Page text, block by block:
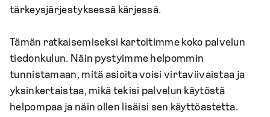
tärkeysjärjestyksessä kärjessä.
Tämän ratkaisemiseksi kartoitimme koko palvelun
tiedonkulun. Näin pystyimme helpommin
tunnistamaan, mitä asioita voisi virtaviivaistaa ja
yksinkertaistaa, mikä tekisi palvelun käytöstä
helpompaa ja näin ollen lisäisi sen käyttöastetta.